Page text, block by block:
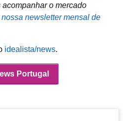
acompanhar o mercado
nossa newsletter mensal de
idealista/news.
Portugal